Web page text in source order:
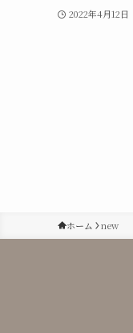
2022年4月12日
ホーム new